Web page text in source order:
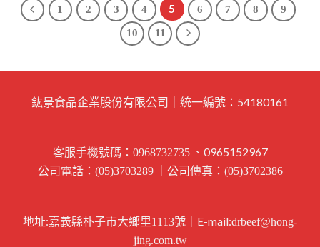
1 2 3 4 5 6 7 8 9
10 11
鈜景食品企業股份有限公司｜統一編號：54180161
客服手機號碼： 0968732735、0965152967
公司電話： (05)3703289｜公司傳真： (05)3702386
地址:嘉義縣朴子市大鄉里1113號 ｜E-mail:drbeef@hong-
jing.com.tw